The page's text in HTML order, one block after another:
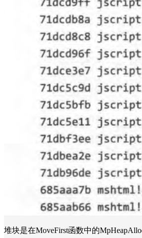
堆块是在MoveFirst函数中的